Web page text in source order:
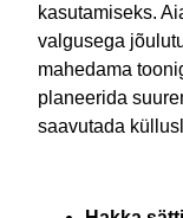
kasutamiseks.
valgusega
mahedama
planeerida
saavutada